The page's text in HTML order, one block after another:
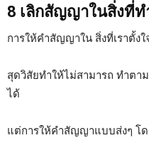
8 เลิกสัญญาในสิ่งที่ท
การให้คำสัญญาใน สิ่งที่เราตั้งใ
สุดวิสัยทำให้ไม่สามารถ ทำต
ได้
แต่การให้คำสัญญาแบบส่งๆ โ